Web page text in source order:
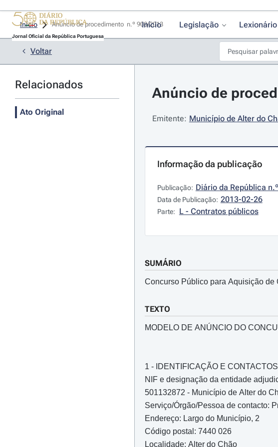
Jornal Oficial da República Portuguesa
Início Legislação Lexionário
Início
Voltar
Relacionados
Ato Original
Anúncio de
Emitente: Município de Alter do
Informação da publicação
Publicação: Diário da República
Data de Publicação: 2013-02-26
Parte: L - Contratos públicos
SUMÁRIO
Concurso Público para Aquisição
TEXTO
MODELO DE ANÚNCIO DO
1 - IDENTIFICAÇÃO E
NIF e designação da entidade
501132872 - Município de Alter do
Serviço/Órgão/Pessoa de contacto:
Endereço: Largo do Município, 2
Código postal: 7440 026
Localidade: Alter do Chão